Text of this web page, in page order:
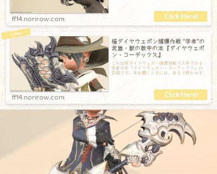
ff14.norirow.com
極ダイヤウェポン捕獲作戦 “学者”の
武器・獣の数字の本『ダイヤウェポ
ン・コーデックス』
これは極ダイヤウェポン捕獲作戦で入手できる
学者の本『ダイヤウェポン・コーデックス』の
記録です。本を開くときには、まるで何かエネ
ff14.norirow.com